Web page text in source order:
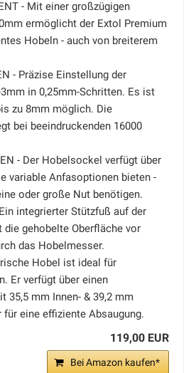
- Mit einer großzügigen
ermöglicht der Extol Premium
Hobeln - auch von breiterem
- Präzise Einstellung der
in 0,25mm-Schritten. Es ist
zu 8mm möglich. Die
bei beeindruckenden 16000
- Der Hobelsockel verfügt über
variable Anfasoptionen bieten -
oder große Nut benötigen.
integrierter Stützfuß auf der
gehobelte Oberfläche vor
das Hobelmesser.
Hobel ist ideal für
Er verfügt über einen
35,5 mm Innen- & 39,2 mm
eine effiziente Absaugung.
119,00 EUR
Bei Amazon kaufen*